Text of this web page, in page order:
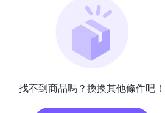
找不到商品嗎？換換其他條件吧！